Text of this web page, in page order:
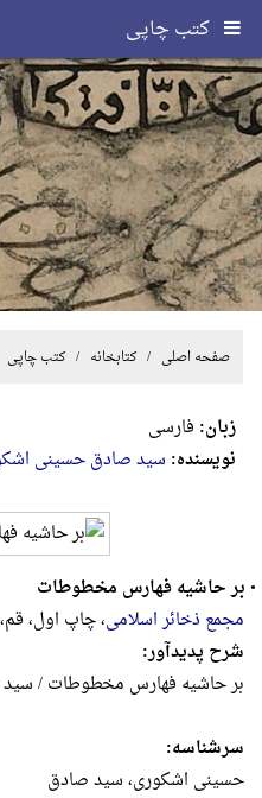
کتب چاپی
صفحه اصلی / کتابخانه /کتب چاپی
زبان: فارسی
نویسنده: سید صادق حسینی
•بر حاشیه فهارس مخطوطات
مجمع ذخائر اسلامی، چاپ اول، قم، ۱۴۰۰ش. برابر 2021م.
شرح پدیدآور:
بر حاشیه فهارس مخطوطات /
سرشناسه:
حسینی اشکوری، سید صادق